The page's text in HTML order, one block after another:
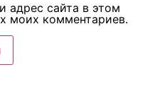
адрес сайта в этом
моих комментариев.